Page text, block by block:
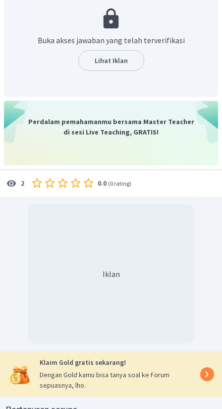
memiliki rumus molekul
merupakan fraksi petroleum yang terdiri
biasa digunakan sebagai pelarut laboratorium .
etil tersier butir eter
memiliki rumus molekul
Yang memiliki C paling banyak adalah isooktana, semakin
Bahan aditif pengganti MTBE yang bagus adalah etil tersier
butir eter
Jadi, jawaban yang benar adalah E.
Buka akses jawaban yang telah terverifikasi
Lihat Iklan
Perdalam pemahamanmu bersama Master Teacher
di sesi Live Teaching, GRATIS!
2 0.0 (0 rating)
Iklan
Klaim Gold gratis sekarang!
Dengan Gold kamu bisa tanya soal ke Forum
sepuasnya, lho.